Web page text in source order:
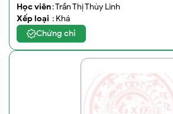
Học viên: Trần Thị Thùy Linh
Xếp loại : Khá
Chứng chỉ